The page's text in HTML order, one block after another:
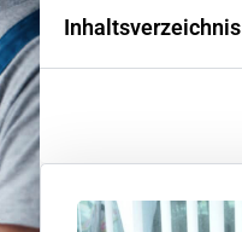
Inhaltsverzeichnis